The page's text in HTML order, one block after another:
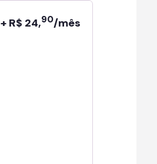
+ R$ 24,90/mês